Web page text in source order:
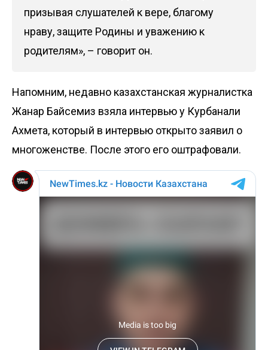
призывая слушателей к вере, благому
нраву, защите Родины и уважению к
родителям», – говорит он.
Напомним, недавно казахстанская журналистка
Жанар Байсемиз взяла интервью у Курбанали
Ахмета, который в интервью открытозаявил о
многоженстве. После этого его оштрафовали.